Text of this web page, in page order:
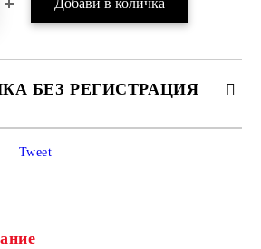
БЕЗ РЕГИСТРАЦИЯ
Tweet